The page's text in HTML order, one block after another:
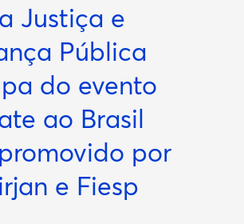
Justiça e
Pública
do evento
ao Brasil
por
e Fiesp